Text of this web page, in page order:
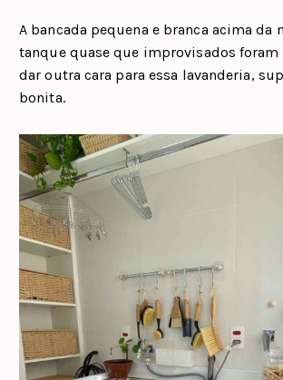
A bancada pequena e branca acima da
tanque quase que improvisados
dar outra cara para essa lavanderia,
bonita.